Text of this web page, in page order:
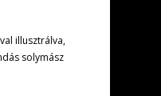
illusztrálva,
solymász